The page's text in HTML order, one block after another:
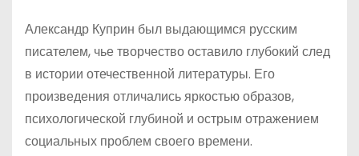
Александр Куприн был выдающимся русским
писателем, чье творчество оставило глубокий след
в истории отечественной литературы. Его
произведения отличались яркостью образов,
психологической глубиной и острым отражением
социальных проблем своего времени.